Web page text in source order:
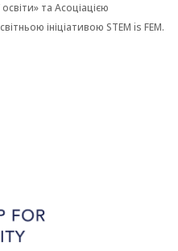
та Асоціацією
ініціативою STEM is FEM.